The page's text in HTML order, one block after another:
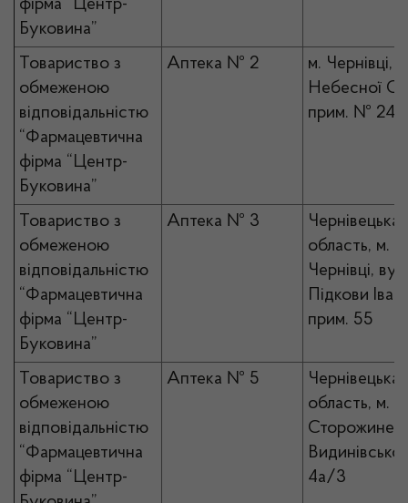
фірма “Центр-
Буковина”
Товариство з
обмеженою
відповідальністю
“Фармацевтична
фірма “Центр-
Буковина”
Аптека № 2
м. Чернівці,
Небесної
прим. № 24
Товариство з
обмеженою
відповідальністю
“Фармацевтична
фірма “Центр-
Буковина”
Аптека № 3
Чернівецька
область, м.
Чернівці, вул.
Підкови
прим. 55
Товариство з
обмеженою
відповідальністю
“Фармацевтична
фірма “Центр-
Аптека № 5
Чернівецька
область, м.
4а/3